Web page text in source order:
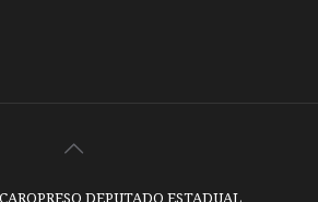
DEPUTADO ESTADUAL